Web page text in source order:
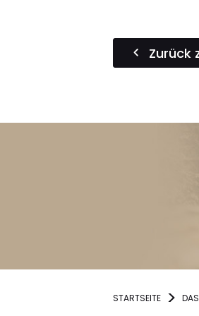
Zurück
STARTSEITE